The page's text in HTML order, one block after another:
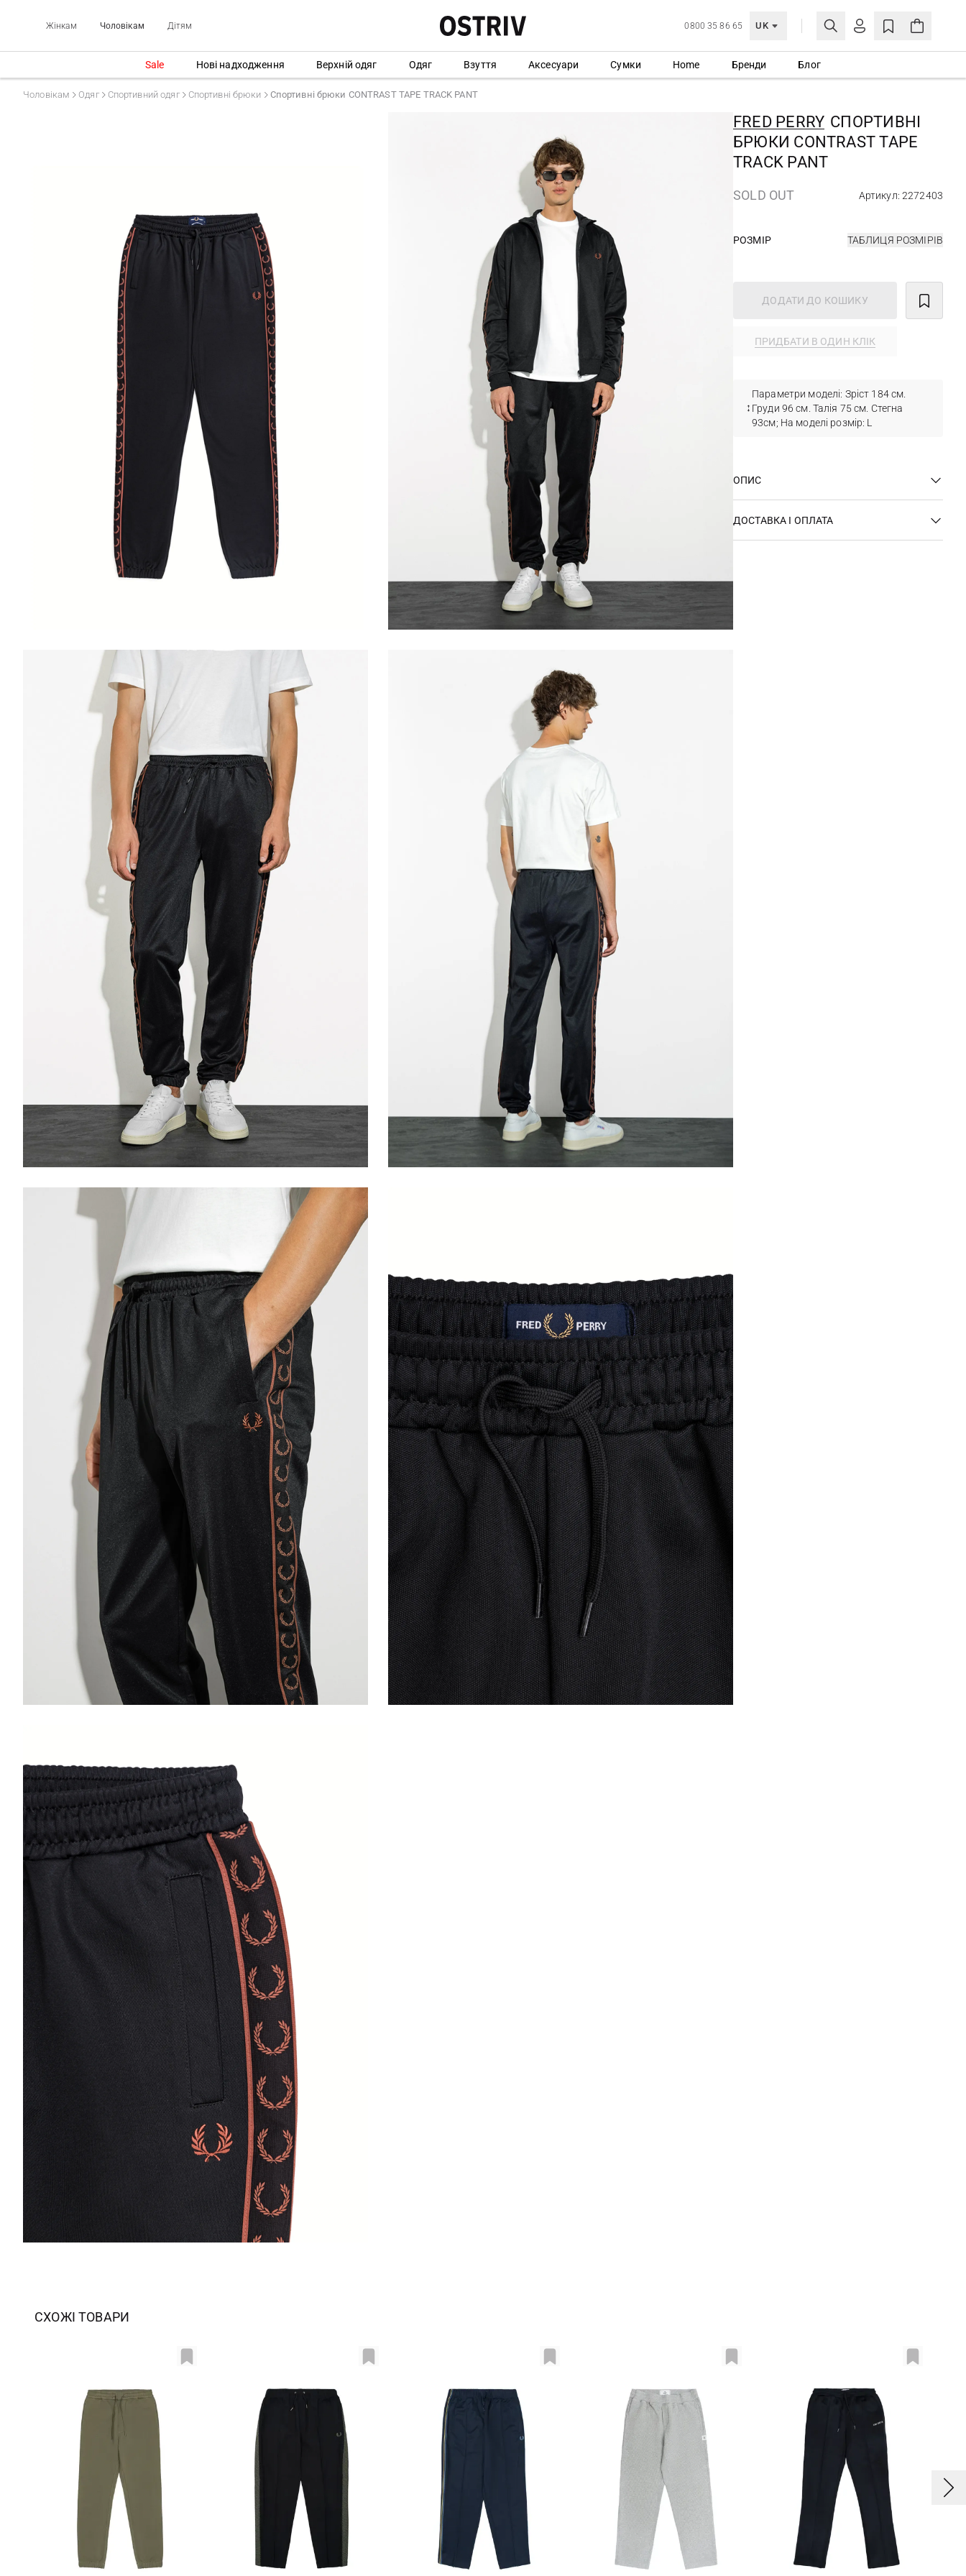
Жінкам Чоловікам Дітям 0800 35 86 65 UK
МОЯ ОБЛІКІВКА
Ще не зареєстровані?
СТВОРИТИ ОБЛІКІВКУ
Sale Нові надходження Верхній одяг Одяг Взуття Аксесуари Сумки Home Бренди Блог
Чоловікам Одяг Спортивний одяг Спортивні брюки Спортивні брюки CONTRAST TAPE TRACK PANT
FRED PERRY СПОРТИВНІ
БРЮКИ CONTRAST TAPE
TRACK PANT
SOLD OUT Артикул: 2272403
РОЗМІР ТАБЛИЦЯ РОЗМІРІВ
ДОДАТИ ДО КОШИКУ
ПРИДБАТИ В ОДИН КЛІК
Параметри моделі: Зріст 184 см.
Груди 96 см. Талія 75 см. Стегна
93см; На моделі розмір: L
ОПИС
ДОСТАВКА І ОПЛАТА
СХОЖІ ТОВАРИ